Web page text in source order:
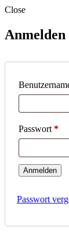
Close
Anmelden
Passwort *
Anmelden
Passwort